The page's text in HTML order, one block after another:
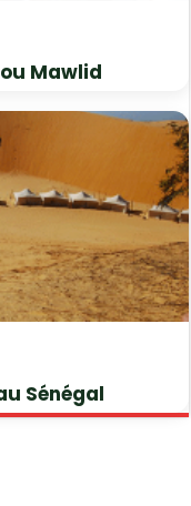
Mawlid
Sénégal